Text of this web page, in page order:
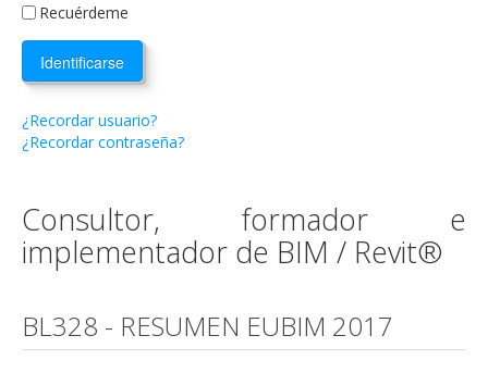
Recuérdeme
Identificarse
¿Recordar usuario?
¿Recordar contraseña?
Consultor, formador e
implementador de BIM / Revit®
BL328 - RESUMEN EUBIM 2017